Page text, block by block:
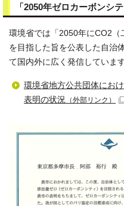
「2050年ゼロカーボンシ
環境省では「2050年にCO2（
を目指した旨を公表した自治
て国内外に広く発信しています
環境省地方公共団体にお
表明の状況 （外部リンク）